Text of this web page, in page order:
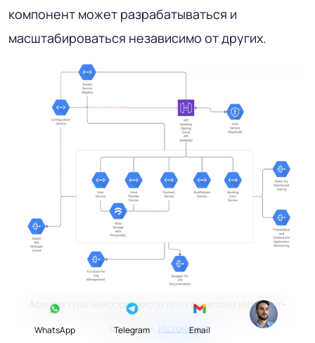
компонент может разрабатываться и
масштабироваться независимо от других.
Архитектура микросервисов для концепции интернет-
банкинга. Источник.
WhatsApp Telegram Email